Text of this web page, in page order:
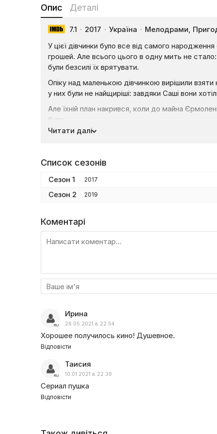
Опис Деталі
7.1 · 2017 · Україна · Мелодрами,
У цієї дівчинки було все від самого
грошей. Але всього цього в одну мить не
були безсилі їх врятувати.
Опіку над маленькою дівчинкою вирішили
у них були не найщиріші: завдяки Саші вони
Але їхній план накрився, коли до майна
було.
Тож тепер Леоніду і Катерині довелося
Одного разу у неї з’явився шанс вступити до
майбутнє для своєї дитини.
Тепер у героїні залишилося інше, складніше
Читати далі
Список сезонів
Сезон 1 2017
Сезон 2 2019
Коментарі
Ирина
26.05.2021 в 22:54
Хорошее получилось кино! Душевное.
Відповісти
Таисия
10.01.2021 в 22:39
Сериал пушка
Відповісти